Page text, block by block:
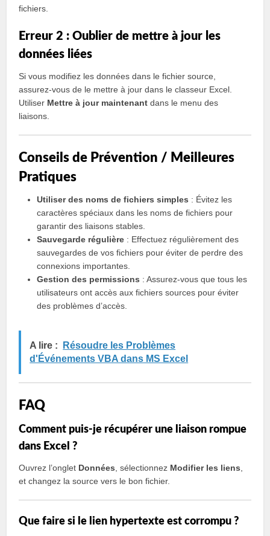
fichiers.
Erreur 2 : Oublier de mettre à jour les
données liées
Si vous modifiez les données dans le fichier source,
assurez-vous de le mettre à jour dans le classeur Excel.
Utiliser Mettre à jour maintenant dans le menu des
liaisons.
Conseils de Prévention / Meilleures
Pratiques
Utiliser des noms de fichiers simples : Évitez les
caractères spéciaux dans les noms de fichiers pour
garantir des liaisons stables.
Sauvegarde régulière : Effectuez régulièrement des
sauvegardes de vos fichiers pour éviter de perdre des
connexions importantes.
Gestion des permissions : Assurez-vous que tous les
utilisateurs ont accès aux fichiers sources pour éviter
des problèmes d’accès.
A lire :
Résoudre les Problèmes
d'Événements VBA dans MS Excel
FAQ
Comment puis-je récupérer une liaison rompue
dans Excel ?
Ouvrez l’onglet Données , sélectionnez Modifier les liens
et changez la source vers le bon fichier.
Que faire si le lien hypertexte est corrompu ?